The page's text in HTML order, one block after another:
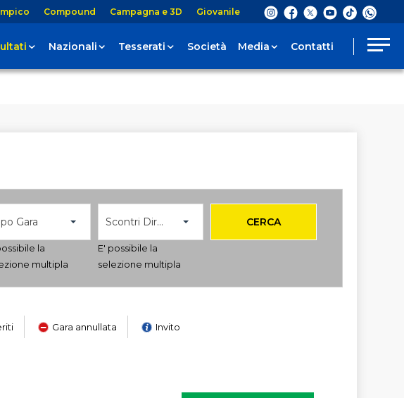
Compound Campagna e 3D Giovanile
Nazionali Tesserati Società Media Contatti
Gara
la
multipla
Scontri Diretti
E' possibile la
selezione multipla
CERCA
Gara annullata Invito